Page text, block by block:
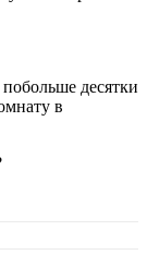
десятки
в